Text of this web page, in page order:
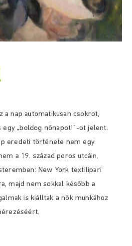
a nap automatikusan csokrot,
„boldog nőnapot!”-ot jelent.
eredeti története nem egy
a 19. század poros utcáin,
New York textilipari
majd nem sokkal később a
is kiálltak a nők munkához